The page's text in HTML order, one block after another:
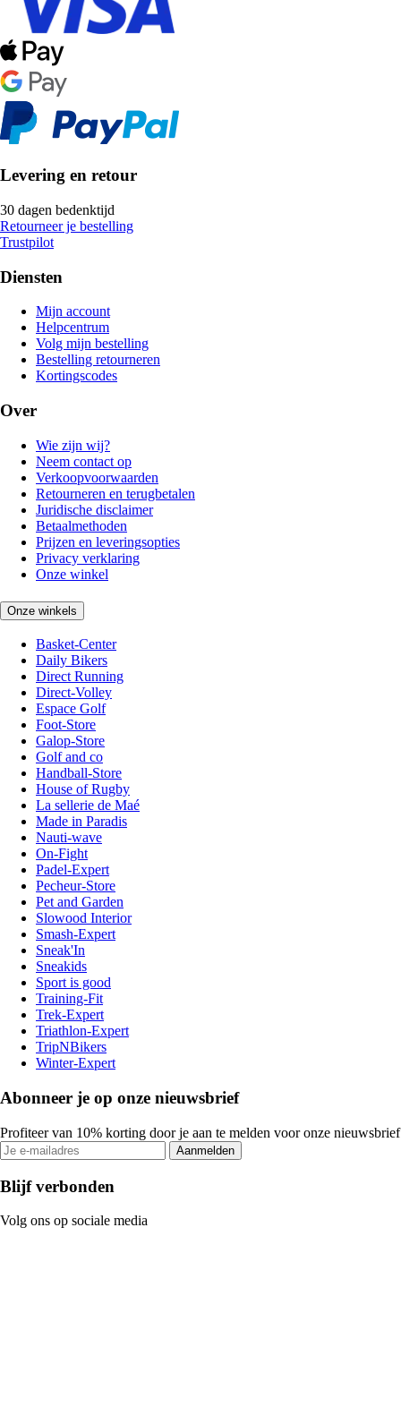
Levering en retour
30 dagen bedenktijd
Retourneer je bestelling
Trustpilot
Diensten
Mijn account
Helpcentrum
Volg mijn bestelling
Bestelling retourneren
Kortingscodes
Over
Wie zijn wij?
Neem contact op
Verkoopvoorwaarden
Retourneren en terugbetalen
Juridische disclaimer
Betaalmethoden
Prijzen en leveringsopties
Privacy verklaring
Onze winkel
Onze winkels
Basket-Center
Daily Bikers
Direct Running
Direct-Volley
Espace Golf
Foot-Store
Galop-Store
Golf and co
Handball-Store
House of Rugby
La sellerie de Maé
Made in Paradis
Nauti-wave
On-Fight
Padel-Expert
Pecheur-Store
Pet and Garden
Slowood Interior
Smash-Expert
Sneak'In
Sneakids
Sport is good
Training-Fit
Trek-Expert
Triathlon-Expert
TripNBikers
Winter-Expert
Abonneer je op onze nieuwsbrief
Profiteer van 10% korting door je aan te melden voor onze nieuwsbrief
Aanmelden
Blijf verbonden
Volg ons op sociale media